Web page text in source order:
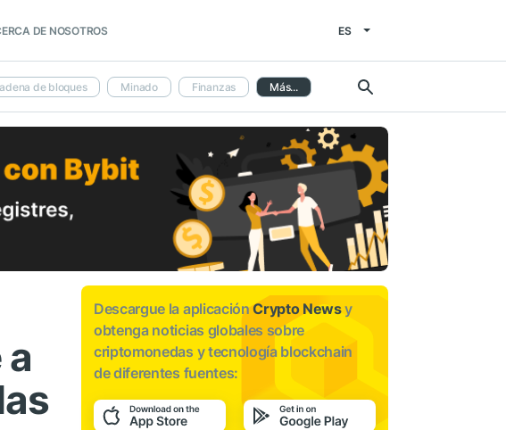
DE NOSOTROS ES
de bloques Minado Finanzas Más...
Descargue la aplicaciónCrypto Newsy
obtenga noticias globales sobre
criptomonedas y tecnología blockchain
de diferentes fuentes: